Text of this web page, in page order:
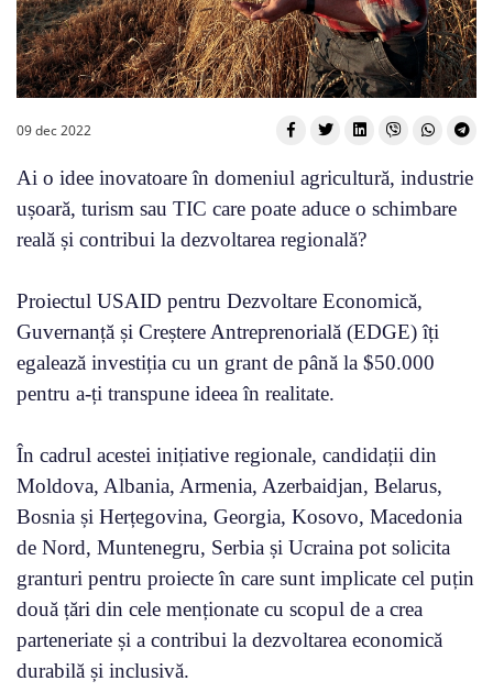
09 dec 2022
Ai o idee inovatoare în domeniul agricultură, industrie
ușoară, turism sau TIC care poate aduce o schimbare
reală și contribui la dezvoltarea regională?
Proiectul USAID pentru Dezvoltare Economică,
Guvernanță și Creștere Antreprenorială (EDGE) îți
egalează investiția cu un grant de până la $50.000
pentru a-ți transpune ideea în realitate.
În cadrul acestei inițiative regionale, candidații din
Moldova, Albania, Armenia, Azerbaidjan, Belarus,
Bosnia și Herțegovina, Georgia, Kosovo, Macedonia
de Nord, Muntenegru, Serbia și Ucraina pot solicita
granturi pentru proiecte în care sunt implicate cel puțin
două țări din cele menționate cu scopul de a crea
parteneriate și a contribui la dezvoltarea economică
durabilă și inclusivă.